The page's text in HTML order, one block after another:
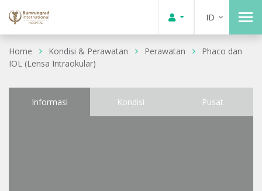
ID
Home Kondisi & Perawatan Perawatan
Phaco dan
IOL (Lensa Intraokular)
Informasi Kondisi Pusat